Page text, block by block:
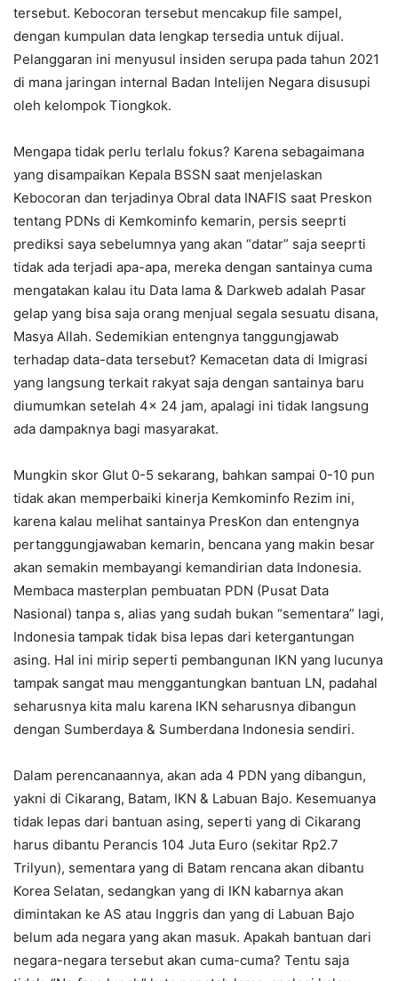
tersebut. Kebocoran tersebut mencakup file sampel,
dengan kumpulan data lengkap tersedia untuk dijual.
Pelanggaran ini menyusul insiden serupa pada tahun 2021
di mana jaringan internal Badan Intelijen Negara disusupi
oleh kelompok Tiongkok.
Mengapa tidak perlu terlalu fokus? Karena sebagaimana
yang disampaikan Kepala BSSN saat menjelaskan
Kebocoran dan terjadinya Obral data INAFIS saat Preskon
tentang PDNs di Kemkominfo kemarin, persis seeprti
prediksi saya sebelumnya yang akan “datar” saja seeprti
tidak ada terjadi apa-apa, mereka dengan santainya cuma
mengatakan kalau itu Data lama & Darkweb adalah Pasar
gelap yang bisa saja orang menjual segala sesuatu disana,
Masya Allah. Sedemikian entengnya tanggungjawab
terhadap data-data tersebut? Kemacetan data di Imigrasi
yang langsung terkait rakyat saja dengan santainya baru
diumumkan setelah 4x 24 jam, apalagi ini tidak langsung
ada dampaknya bagi masyarakat.
Mungkin skor Glut 0-5 sekarang, bahkan sampai 0-10 pun
tidak akan memperbaiki kinerja Kemkominfo Rezim ini,
karena kalau melihat santainya PresKon dan entengnya
pertanggungjawaban kemarin, bencana yang makin besar
akan semakin membayangi kemandirian data Indonesia.
Membaca masterplan pembuatan PDN (Pusat Data
Nasional) tanpa s, alias yang sudah bukan “sementara” lagi,
Indonesia tampak tidak bisa lepas dari ketergantungan
asing. Hal ini mirip seperti pembangunan IKN yang lucunya
tampak sangat mau menggantungkan bantuan LN, padahal
seharusnya kita malu karena IKN seharusnya dibangun
dengan Sumberdaya & Sumberdana Indonesia sendiri.
Dalam perencanaannya, akan ada 4 PDN yang dibangun,
yakni di Cikarang, Batam, IKN & Labuan Bajo. Kesemuanya
tidak lepas dari bantuan asing, seperti yang di Cikarang
harus dibantu Perancis 104 Juta Euro (sekitar Rp2.7
Trilyun), sementara yang di Batam rencana akan dibantu
Korea Selatan, sedangkan yang di IKN kabarnya akan
dimintakan ke AS atau Inggris dan yang di Labuan Bajo
belum ada negara yang akan masuk. Apakah bantuan dari
negara-negara tersebut akan cuma-cuma? Tentu saja